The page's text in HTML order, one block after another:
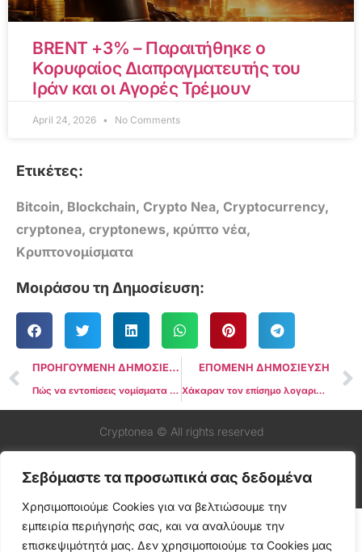
Σεβόμαστε τα προσωπικά σας δεδομένα
Χρησιμοποιούμε Cookies για να βελτιώσουμε την
εμπειρία περιήγησής σας, και να αναλύουμε την
επισκεψιμότητά μας. Δεν χρησιμοποιούμε τα Cookies μας
BRENT +3% – Παραιτήθηκε ο
Κορυφαίος Διαπραγματευτής του
Ιράν και οι Αγορές Τρέμουν
April 24, 2026 No Comments
Ετικέτες:
Bitcoin, Blockchain, Crypto Nea, Cryptocurrency,
cryptonea, cryptonews, κρύπτο νέα,
Κρυπτονομίσματα
Μοιράσου τη Δημοσίευση:
ΠΡΟΗΓΟΥΜΕΝΗ ΔΗΜΟΣΙΕΥΣΗ
Πώς να εντοπίσεις νομίσματα πριν μπουν στην Binance ή την Coinbase
ΕΠΟΜΕΝΗ ΔΗΜΟΣΙΕΥΣΗ
Χάκαραν τον επίσημο λογαριασμό του BNB Chain στο X — Προειδοποίηση CZ για phishing links
Cryptonea © All rights reserved